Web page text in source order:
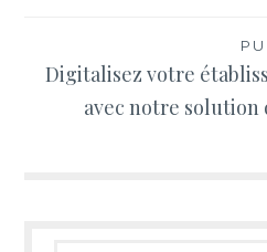
Digitalisez votre
avec notre solution